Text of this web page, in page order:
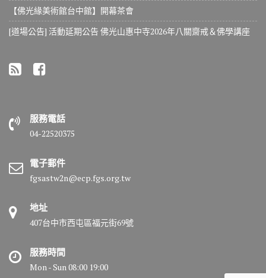
【佛光緣美術館台中館】開幕茶會
[道場公告] 活動延期公告 佛光山惠中寺2026年八關齋戒＆佛學講座
服務電話
04-22520375
電子郵件
fgsastw2n@ecp.fgs.org.tw
地址
407台中市西屯區福元街69號
服務時間
Mon - Sun 08:00 19:00